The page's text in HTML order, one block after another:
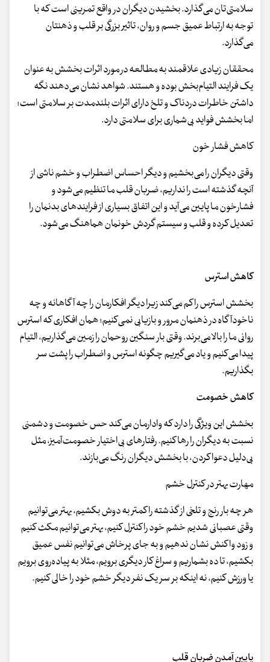
سلامتی‌تان می‌گذارد. بخشیدن دیگران در واقع تمرینی است که با
توجه به ارتباط عمیق جسم و روان، تاثیر بزرگی بر قلب و ذهنتان
می‌گذارد.
محققان زیادی علاقمند به مطالعه در مورد اثرات بخشش به عنوان
یک فرایند التیام‌بخش بوده و هستند. شواهد نشان می‌دهند نگه
داشتن خاطرات دردناک و تلخ دارای اثرات بلندمدت بر سلامتی است؛
اما بخشش فواید بی‌شماری برای سلامتی دارد.
کاهش فشار خون
وقتی دیگران را می‌بخشیم و دیگر احساس اضطراب و خشم ناشی از
آنچه گذشته است را نداریم، ضربان قلب ما تنظیم می‌شود و
فشارخون ما پایین می‌آید و این اتفاق بسیاری از فرایندهای بدنمان را
تعدیل کرده و قلب و سیستم گردش خونمان هماهنگ می‌شود.
کاهش استرس
بخشش استرس را کم می‌کند زیرا دیگر افکارمان را چه آگاهانه و چه
ناخودآگاه در ذهنمان مرور و بازیابی نمی‌کنیم؛‌ همان افکاری که استرس
روانی ما را بالا می‌برند. وقتی بار سنگین روحمان را زمین می‌گذاریم، التیام
پیدا می‌کنیم و یاد می‌گیریم چگونه استرس و اضطراب را پشت سر
بگذاریم.
کاهش خصومت
بخشش این ویژگی را دارد که وادارمان می‌کند حس خصومت و دشمنی
نسبت به دیگران را رها کنیم. رفتارهای بی‌اختیار خصومت‌آمیز، مثل
بی‌دلیل دعواکردن، با بخشش دیگران رنگ می‌بازند.
مهارت بهتر در کنترل خشم
هر چه بار رنج و تلخی از گذشته را کمتر به دوش بکشیم، بهتر می‌توانیم
وقتی عصبانی شدیم خشم خود را کنترل کنیم، بهتر می‌توانیم مکث کنیم
و زود واکنش نشان ندهیم و به جای پرخاش می‌توانیم نفس عمیق
بکشیم، تا ده بشماریم و سراغ کار دیگری برویم، مثلا به پیاده‌روی برویم
یا ورزش کنیم، نه اینکه بر سر یک نفر دیگر خشم خود را خالی کنیم.
پایین آمدن ضربان قلب